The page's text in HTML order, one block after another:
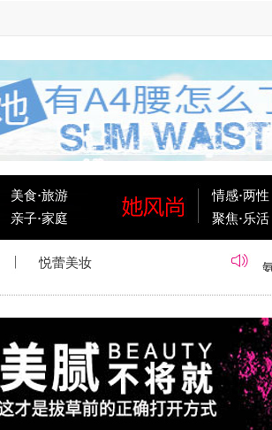
美食·旅游
亲子·家庭
情感·两性
聚焦·乐活